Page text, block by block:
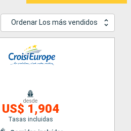
Ordenar Los más vendidos
desde
US$ 1,904
Tasas incluidas